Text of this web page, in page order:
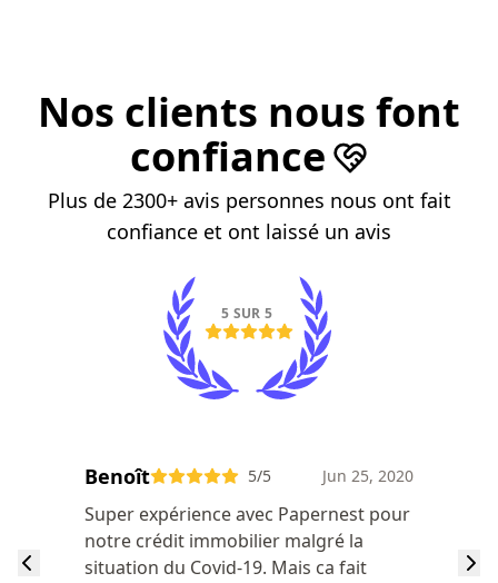
Nos clients nous font
confiance
Plus de 2300+ avis personnes nous ont fait
confiance et ont laissé un avis
5 SUR 5
Benoît 5/5 Jun 25, 2020
Super expérience avec Papernest pour
notre crédit immobilier malgré la
situation du Covid-19. Mais ca fait